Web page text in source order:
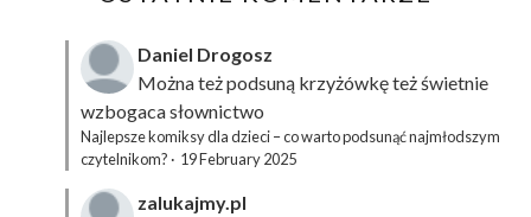
Daniel Drogosz
Można też podsuną krzyżówkęteż świetnie
wzbogaca słownictwo
Najlepsze komiksy dla dzieci – co warto podsunąć najmłodszym
czytelnikom? · 19 February 2025
zalukajmy.pl